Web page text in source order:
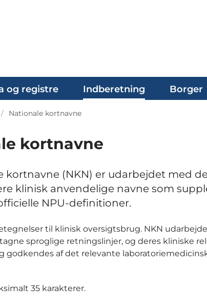
og registre Indberetning Borger
Nationale kortnavne
kortnavne
kortnavne (NKN) er udarbejdet med
klinisk anvendelige navne som
NPU-definitioner.
til klinisk oversigtsbrug. NKN
sproglige retningslinjer, og deres kliniske
godkendes af det relevante
35 karakterer.